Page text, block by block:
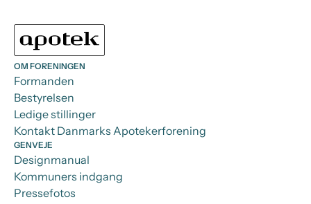
OM FORENINGEN
Formanden
Bestyrelsen
Ledige stillinger
Kontakt Danmarks Apotekerforening
GENVEJE
Designmanual
Kommuners indgang
Pressefotos